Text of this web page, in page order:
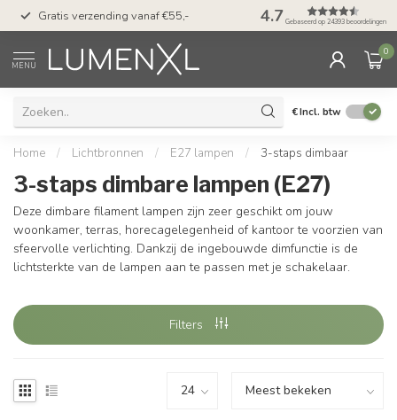
Gratis verzending vanaf €55,- 50 dagen
met Klarna
4.7 Gebaseerd op 24393 beoordelingen
MENU
0
€Incl. btw
Home / Lichtbronnen / E27 lampen / 3-staps dimbaar
3-staps dimbare lampen (E27)
Deze dimbare filament lampen zijn zeer geschikt om jouw
woonkamer, terras, horecagelegenheid of kantoor te voorzien van
sfeervolle verlichting. Dankzij de ingebouwde dimfunctie is de
lichtsterkte van de lampen aan te passen met je schakelaar.
Filters